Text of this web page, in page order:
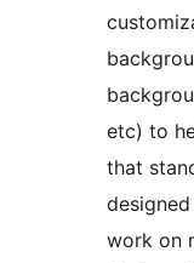
etc) to
that
work on